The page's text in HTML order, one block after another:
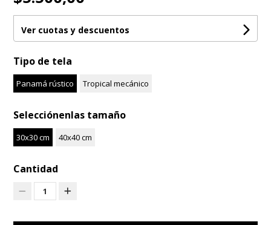
Ver cuotas y descuentos
Tipo de tela
Panamá rústico Tropical mecánico
Selecciónenlas tamaño
30x30 cm 40x40 cm
Cantidad
1